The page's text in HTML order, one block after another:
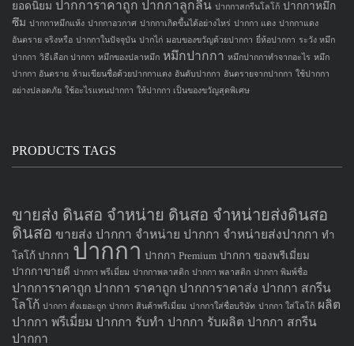
ยอดนิยม ปากการาคาถูก ปากกาลูกลื่น ปากกาสกรีนโลโก้ ปากกาหมึก
ซึม ปากกาหมึกแห้ง ปากกาอวกาศ ปากกาเกิดขึ้นได้อย่างไหร่ ปากกา แดง ปากกาแดง
อันตราย จริงหรือ ปากกาในปัจจุบัน ปากไก่ มอบของขวัญด้วยปากกา ยี่ห้อปากกา ระวัง หมึก
ปากกา วิธีเลือก ปากกา หมึกของปลาหมึก หมึกปากกา หมึกปากกาทำจากอะไร หมึก
ปากกา อันตราย ห้ามเขียนชื่อด้วยปากกาแดง อันดับปากกา อันตรายจากปากกา ใช้ปากกา
อย่างปลอดภัย ใช้อะไรแทนปากกา ให้ปากกา เป็นของขวัญสุดพิเศษ
PRODUCTS TAGS
ขายส่ง ดินสอ จำหน่าย ดินสอ จำหน่ายส่งดินสอ
ดินสอ ขายส่ง ปากกา จำหน่าย ปากกา จำหน่ายส่งปากกา ทำ
โลโก้ ปากกา ปากกา ปากกา Premium ปากกา ของพรีเมี่ยม
ปากกาขายดี ปากกา พรีเมี่ยม ปากกาพลาสติก ปากกา พลาสติก ปากกา พิมพ์ชื่อ
ปากการาคาถูก ปากกา ราคาถูก ปากการาคาส่ง ปากกา สกรีน
โลโก้ ปากกา สั่งเยอะถูก ปากกา สินค้าพรีเมี่ยม ปากกาใส่ชื่อบริษัท ปากกา ใส่โลโก้ ผลิต
ปากกา พรีเมี่ยม ปากกา รับทำ ปากกา รับผลิต ปากกา สกรีน
ปากกา